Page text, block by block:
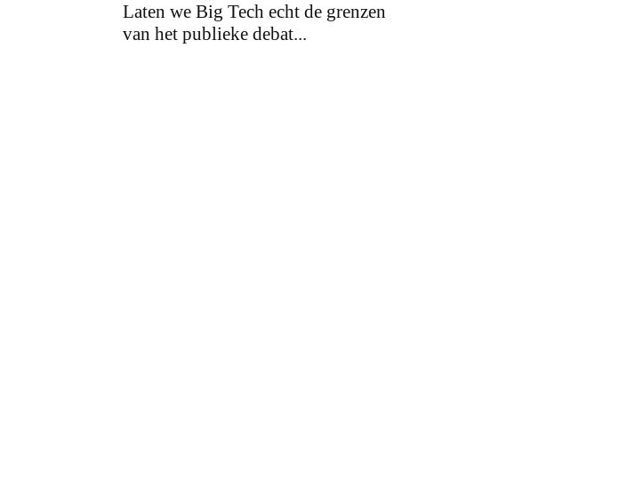
Laten we Big Tech echt de grenzen
van het publieke debat...